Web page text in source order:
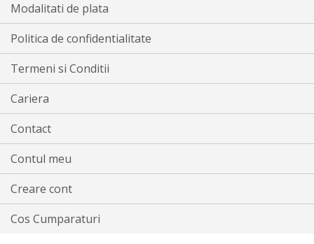
Modalitati de plata
Politica de confidentialitate
Termeni si Conditii
Cariera
Contact
Contul meu
Creare cont
Cos Cumparaturi